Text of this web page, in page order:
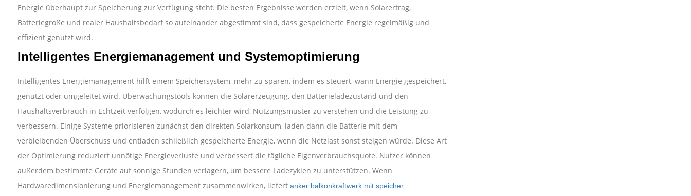
Energie überhaupt zur Speicherung zur Verfügung steht. Die besten Ergebnisse werden erzielt, wenn Solarertrag,
Batteriegroße und realer Haushaltsbedarf so aufeinander abgestimmt sind, dass gespeicherte Energie regelmäßig und
effizient genutzt wird.
Intelligentes Energiemanagement und Systemoptimierung
Intelligentes Energiemanagement hilft einem Speichersystem, mehr zu sparen, indem es steuert, wann Energie gespeichert,
genutzt oder umgeleitet wird. Überwachungstools können die Solarerzeugung, den Batterieladezustand und den
Haushaltsverbrauch in Echtzeit verfolgen, wodurch es leichter wird, Nutzungsmuster zu verstehen und die Leistung zu
verbessern. Einige Systeme priorisieren zunächst den direkten Solarkonsum, laden dann die Batterie mit dem
verbleibenden Überschuss und entladen schließlich gespeicherte Energie, wenn die Netzlast sonst steigen würde. Diese Art
der Optimierung reduziert unnötige Energieverluste und verbessert die tägliche Eigenverbrauchsquote. Nutzer können
außerdem bestimmte Geräte auf sonnige Stunden verlagern, um bessere Ladezyklen zu unterstützen. Wenn
Hardwaredimensionierung und Energiemanagement zusammenwirken, liefert anker balkonkraftwerk mit speicher